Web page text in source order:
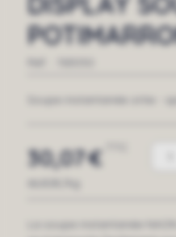
Soupe instantanée ortie -
30,07€
La soupe instantanée